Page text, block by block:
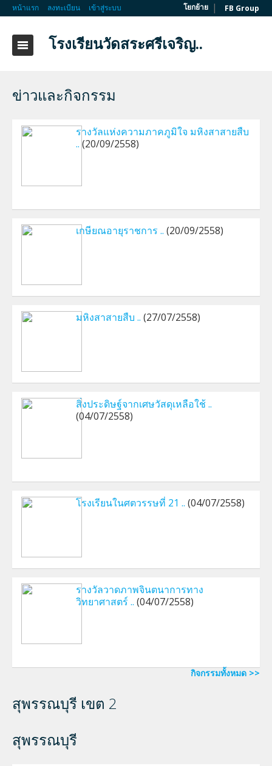
หน้าแรก ลงทะเบียน เข้าสู่ระบบ โยกย้าย | FB Group
โรงเรียนวัดสระศรีเจริญ..
ข่าวและกิจกรรม
รางวัลแห่งความภาคภูมิใจ มหิงสาสายสืบ
.. (20/09/2558)
เกษียณอายุราชการ .. (20/09/2558)
มหิงสาสายสืบ .. (27/07/2558)
สิ่งประดิษฐ์จากเศษวัสดุเหลือใช้ ..
(04/07/2558)
โรงเรียนในศตวรรษที่ 21 .. (04/07/2558)
รางวัลวาดภาพจินตนาการทาง
วิทยาศาสตร์ .. (04/07/2558)
กิจกรรมทั้งหมด >>
สุพรรณบุรี เขต 2
สุพรรณบุรี